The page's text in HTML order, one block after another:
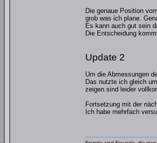
Die genaue Position
grob was ich plane.
Es kann auch gut sein
Die Entscheidung
Update 2
Um die Abmessungen
Das nutzte ich gleich
zeigen sind leider
Fortsetzung mit der
Ich habe mehrfach